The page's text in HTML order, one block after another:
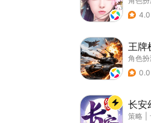
4.0
王牌
角色
0.0
长安
策略